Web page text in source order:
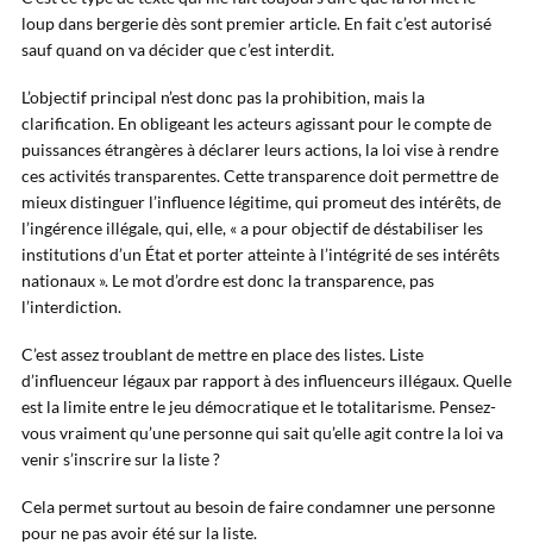
loup dans bergerie dès sont premier article. En fait c’est autorisé
sauf quand on va décider que c’est interdit.
L’objectif principal n’est donc pas la prohibition, mais la
clarification. En obligeant les acteurs agissant pour le compte de
puissances étrangères à déclarer leurs actions, la loi vise à rendre
ces activités transparentes. Cette transparence doit permettre de
mieux distinguer l’influence légitime, qui promeut des intérêts, de
l’ingérence illégale, qui, elle, « a pour objectif de déstabiliser les
institutions d’un État et porter atteinte à l’intégrité de ses intérêts
nationaux ». Le mot d’ordre est donc la transparence, pas
l’interdiction.
C’est assez troublant de mettre en place des listes. Liste
d’influenceur légaux par rapport à des influenceurs illégaux. Quelle
est la limite entre le jeu démocratique et le totalitarisme. Pensez-
vous vraiment qu’une personne qui sait qu’elle agit contre la loi va
venir s’inscrire sur la liste ?
Cela permet surtout au besoin de faire condamner une personne
pour ne pas avoir été sur la liste.